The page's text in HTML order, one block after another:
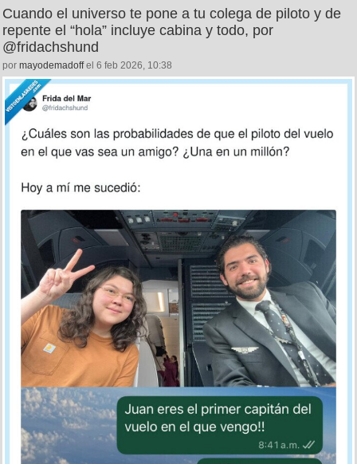
Cuando el universo te pone a tu colega de piloto y de
repente el “hola” incluye cabina y todo, por
@fridachshund
por mayodemadoffel 6 feb 2026, 10:38